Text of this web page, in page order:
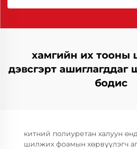
хамгийн их тооны
дэвсгэрт
бодис
китний полиуретан халуун
шилжих фоамын хөрвүүлэгч